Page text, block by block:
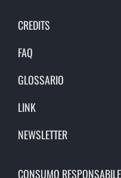
CREDITS
FAQ
GLOSSARIO
LINK
NEWSLETTER
CONSUMO RESPONSABILE